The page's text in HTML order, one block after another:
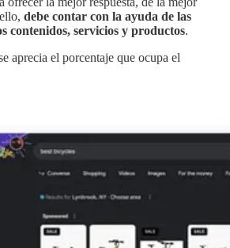
debe contar con la ayuda de las
contenidos, servicios y productos.
aprecia el porcentaje que ocupa el